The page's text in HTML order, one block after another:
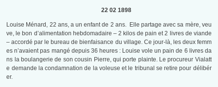
22 02 1898
Louise Ménard, 22 ans, a un enfant de 2 ans. Elle partage avec sa mère, veu
ve, le bon d’alimentation hebdomadaire – 2 kilos de pain et 2 livres de viande
– accordé par le bureau de bienfaisance du village. Ce jour-là, les deux femm
es n’avaient pas mangé depuis 36 heures : Louise vole un pain de 6 livres da
ns la boulangerie de son cousin Pierre, qui porte plainte. Le procureur Vialatt
e demande la condamnation de la voleuse et le tribunal se retire pour délibér
er.